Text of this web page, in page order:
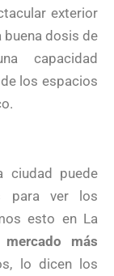
exterior
buena dosis de
capacidad
los espacios
ciudad puede
para ver los
esto en La
más
lo dicen los